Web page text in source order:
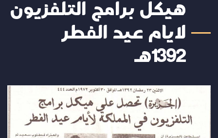
هيكل برامج التلفزيون
لايام عيد الفطر
1392هـ